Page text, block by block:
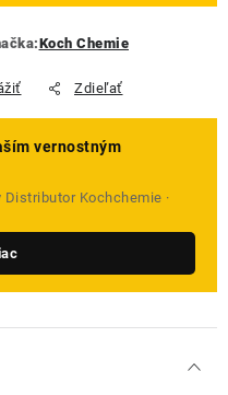
Koch Chemie
Zdieľať
vernostným
Distributor Kochchemie ·